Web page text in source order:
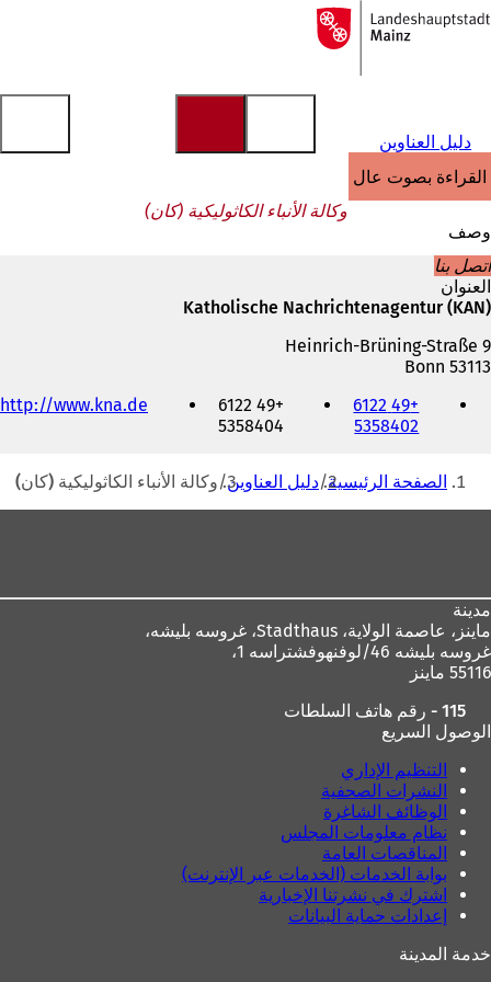
الانتقال إلى المحتوى
إلى
الصفحة
دليل العناوين
القراءة بصوت عالٍ
وكالة الأنباء الكاثوليكية (كان)
وصف
اتصل بنا
العنوان
Katholische Nachrichtenagentur (KAN)
Heinrich-Brüning-Straße 9
53113 Bonn
والفاكس
الإلكتروني
+49 6122
5358402
+49 6122
5358404
http://www.kna.de
أنت الصفحة الرئيسية دليل العناوين وكالة الأنباء الكاثوليكية (كان)
مدينة
ماينز، عاصمة الولاية،
غروسه بليشه 46/لوفنهوفشتراسه 1،
55116 ماينز
115 - رقم هاتف السلطات
الوصول السريع
التنظيم الإداري
النشرات الصحفية
الوظائف الشاغرة
نظام معلومات المجلس
المناقصات العامة
بوابة الخدمات (الخدمات عبر الإنترنت)
اشترك في نشرتنا الإخبارية
إعدادات حماية البيانات
خدمة المدينة